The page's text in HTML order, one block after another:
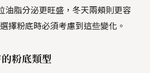
油脂分泌更旺盛，冬天兩頰則更容
擇粉底時必須考慮到這些變化。
粉底類型